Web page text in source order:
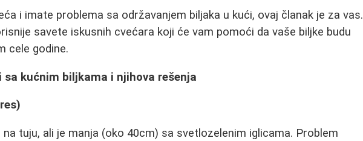
i imate problema sa održavanjem biljaka u kući, ovaj članak je za vas.
savete iskusnih cvećara koji će vam pomoći da vaše biljke budu
cele godine.
sa kućnim biljkama i njihova rešenja
na tuju, ali je manja (oko 40cm) sa svetlozelenim iglicama. Problem